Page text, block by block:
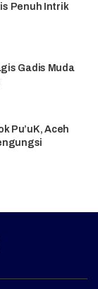
Penuh Intrik
Gadis Muda
Pu’uK, Aceh